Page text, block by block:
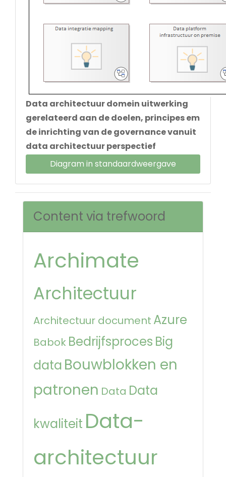
Data architectuur domein uitwerking
gerelateerd aan de doelen, principes em
de inrichting van de governance vanuit
data architectuur perspectief
Diagram in standaardweergave
Content via trefwoord
Archimate
Architectuur
Architectuur document Azure
Babok Bedrijfsproces Big
data Bouwblokken en
patronen Data Data
kwaliteit Data-
architectuur